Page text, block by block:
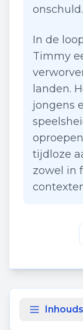
onschuld.
In de
Timmy
landen.
jongens
tijdloze
zowel in